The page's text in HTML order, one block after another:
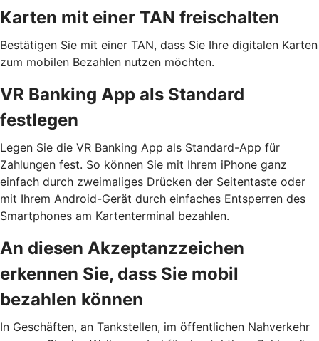
Karten mit einer TAN freischalten
Bestätigen Sie mit einer TAN, dass Sie Ihre digitalen Karten
zum mobilen Bezahlen nutzen möchten.
VR Banking App als Standard
festlegen
Legen Sie die VR Banking App als Standard-App für
Zahlungen fest. So können Sie mit Ihrem iPhone ganz
einfach durch zweimaliges Drücken der Seitentaste oder
mit Ihrem Android-Gerät durch einfaches Entsperren des
Smartphones am Kartenterminal bezahlen.
An diesen Akzeptanzzeichen
erkennen Sie, dass Sie mobil
bezahlen können
In Geschäften, an Tankstellen, im öffentlichen Nahverkehr